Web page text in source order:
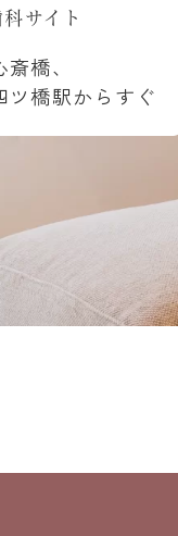
サイト
斎橋、
ツ橋駅からすぐ